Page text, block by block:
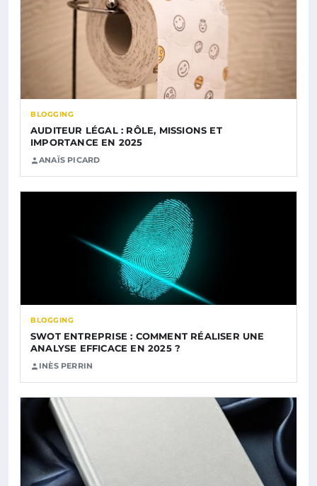
BLOGGING
AUDITEUR LÉGAL : RÔLE, MISSIONS ET
IMPORTANCE EN 2025
ANAÏS PICARD
BLOGGING
SWOT ENTREPRISE : COMMENT RÉALISER UNE
ANALYSE EFFICACE EN 2025 ?
INÈS PERRIN